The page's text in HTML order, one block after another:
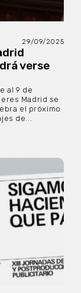
29/09/2025
verse
al 9 de
Madrid se
el próximo
de...